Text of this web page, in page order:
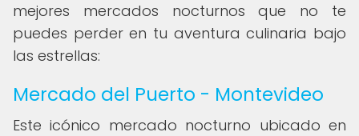
mejores mercados nocturnos que no te
puedes perder en tu aventura culinaria bajo
las estrellas:
Mercado del Puerto - Montevideo
Este icónico mercado nocturno ubicado en